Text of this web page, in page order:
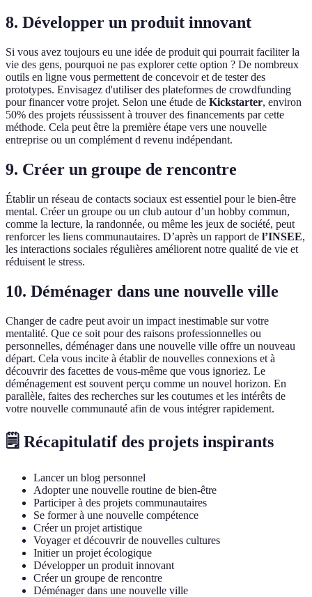
8. Développer un produit innovant
Si vous avez toujours eu une idée de produit qui pourrait faciliter la
vie des gens, pourquoi ne pas explorer cette option ? De nombreux
outils en ligne vous permettent de concevoir et de tester des
prototypes. Envisagez d'utiliser des plateformes de crowdfunding
pour financer votre projet. Selon une étude de Kickstarter, environ
50% des projets réussissent à trouver des financements par cette
méthode. Cela peut être la première étape vers une nouvelle
entreprise ou un complément d revenu indépendant.
9. Créer un groupe de rencontre
Établir un réseau de contacts sociaux est essentiel pour le bien-être
mental. Créer un groupe ou un club autour d’un hobby commun,
comme la lecture, la randonnée, ou même les jeux de société, peut
renforcer les liens communautaires. D’après un rapport de l’INSEE,
les interactions sociales régulières améliorent notre qualité de vie et
réduisent le stress.
10. Déménager dans une nouvelle ville
Changer de cadre peut avoir un impact inestimable sur votre
mentalité. Que ce soit pour des raisons professionnelles ou
personnelles, déménager dans une nouvelle ville offre un nouveau
départ. Cela vous incite à établir de nouvelles connexions et à
découvrir des facettes de vous-même que vous ignoriez. Le
déménagement est souvent perçu comme un nouvel horizon. En
parallèle, faites des recherches sur les coutumes et les intérêts de
votre nouvelle communauté afin de vous intégrer rapidement.
🗒️ Récapitulatif des projets inspirants
Lancer un blog personnel
Adopter une nouvelle routine de bien-être
Participer à des projets communautaires
Se former à une nouvelle compétence
Créer un projet artistique
Voyager et découvrir de nouvelles cultures
Initier un projet écologique
Développer un produit innovant
Créer un groupe de rencontre
Déménager dans une nouvelle ville